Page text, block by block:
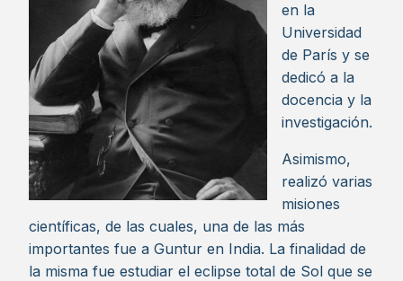
en la
Universidad
de París y se
dedicó a la
docencia y la
investigación.
Asimismo,
realizó varias
misiones
científicas, de las cuales, una de las más
importantes fue a Guntur en India. La finalidad de
la misma fue estudiar el eclipse total de Sol que se